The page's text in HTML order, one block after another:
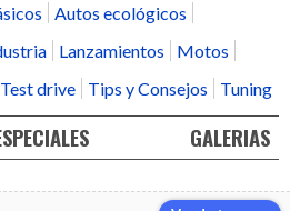
Autos ecológicos
Lanzamientos
Motos
Test drive Tips y Consejos Tuning
GALERIAS